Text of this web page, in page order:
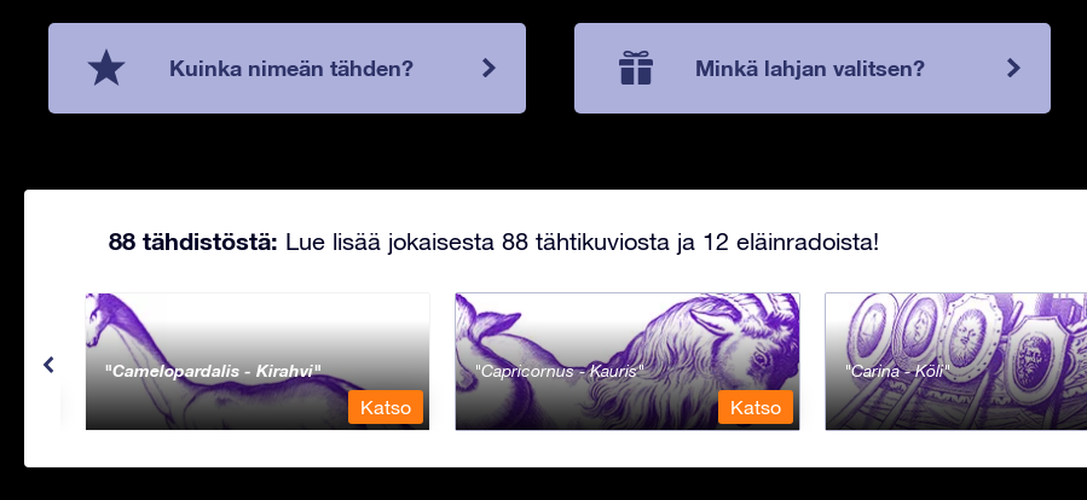
Kuinka nimeän tähden? Minkä lahjan valitsen?
88 tähdistöstä: Lue lisää jokaisesta 88 tähtikuviosta ja 12 eläinradoista!
Camelopardalis - Kirahvi
Katso
Capricornus - Kauris
Katso
Carina - Köli